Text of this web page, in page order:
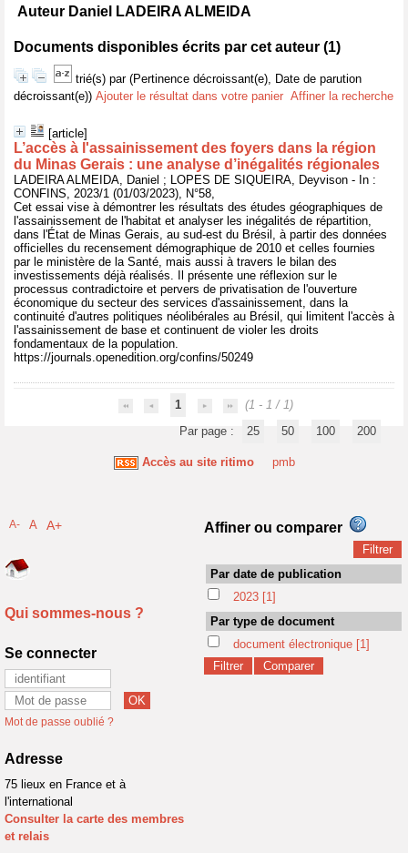
Auteur Daniel LADEIRA ALMEIDA
Documents disponibles écrits par cet auteur (1)
trié(s) par (Pertinence décroissant(e), Date de parution
décroissant(e)) Ajouter le résultat dans votre panier Affiner la recherche
[article]
L’accès à l'assainissement des foyers dans la région
du Minas Gerais : une analyse d’inégalités régionales
LADEIRA ALMEIDA, Daniel ; LOPES DE SIQUEIRA, Deyvison - In :
CONFINS, 2023/1 (01/03/2023), N°58,
Cet essai vise à démontrer les résultats des études géographiques de
l'assainissement de l'habitat et analyser les inégalités de répartition,
dans l'État de Minas Gerais, au sud-est du Brésil, à partir des données
officielles du recensement démographique de 2010 et celles fournies
par le ministère de la Santé, mais aussi à travers le bilan des
investissements déjà réalisés. Il présente une réflexion sur le
processus contradictoire et pervers de privatisation de l'ouverture
économique du secteur des services d'assainissement, dans la
continuité d'autres politiques néolibérales au Brésil, qui limitent l'accès à
l'assainissement de base et continuent de violer les droits
fondamentaux de la population.
https://journals.openedition.org/confins/50249
1
(1 - 1 / 1)
Par page :
25 50 100 200
Accès au site ritimo pmb
A- A A+
Qui sommes-nous ?
Se connecter
Mot de passe oublié ?
Adresse
75 lieux en France et à
l'international
Consulter la carte des membres
et relais
Affiner ou comparer
Par date de publication
2023 [1]
Par type de document
document électronique [1]